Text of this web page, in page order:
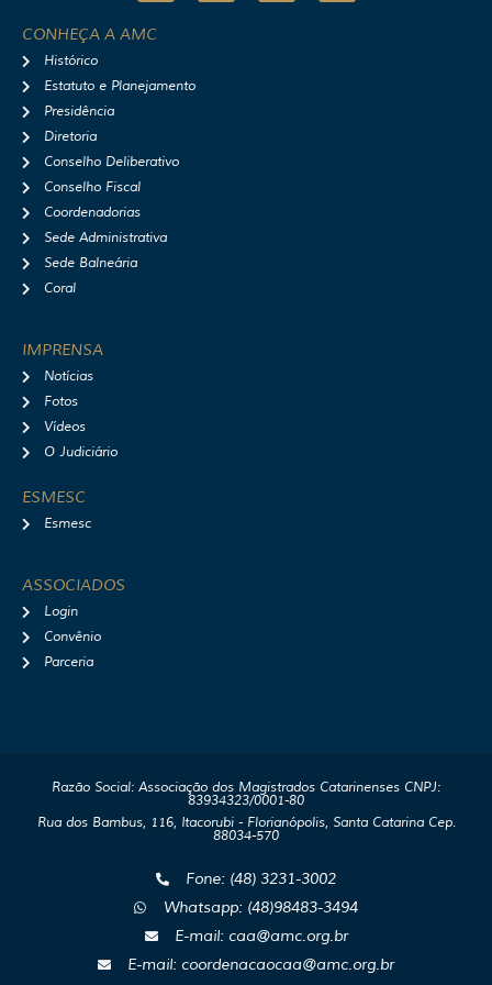
t
r
CONHEÇA A AMC
Histórico
Estatuto e Planejamento
Presidência
Diretoria
Conselho Deliberativo
Conselho Fiscal
Coordenadorias
Sede Administrativa
Sede Balneária
Coral
IMPRENSA
Notícias
Fotos
Vídeos
O Judiciário
ESMESC
Esmesc
ASSOCIADOS
Login
Convênio
Parceria
Razão Social: Associação dos Magistrados Catarinenses CNPJ:
83934323/0001-80
Rua dos Bambus, 116, Itacorubi - Florianópolis, Santa Catarina Cep.
88034-570
Fone: (48) 3231-3002
Whatsapp: (48)98483-3494
E-mail: caa@amc.org.br
E-mail: coordenacaocaa@amc.org.br